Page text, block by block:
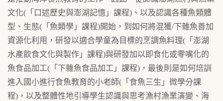
文化(「口述歷史與澎湖記憶」課程)、以及認識各種魚類體
型、生態(「魚類學」課程)開始，到如何將混獲/下雜魚善加
資源化利用，研發以適合學童為目標的烹調魚料理(「澎湖
水產飲食文化與製作」課程)與研發加以即食化或零嘴化的
魚食品加工(「下雜魚食品加工」課程)，最後則是如何培訓
進入國小進行食魚教育的小老師(「食魚三生」微學分課
程)，以及整體性地引導學生認識與思考漁村漁業演變、海